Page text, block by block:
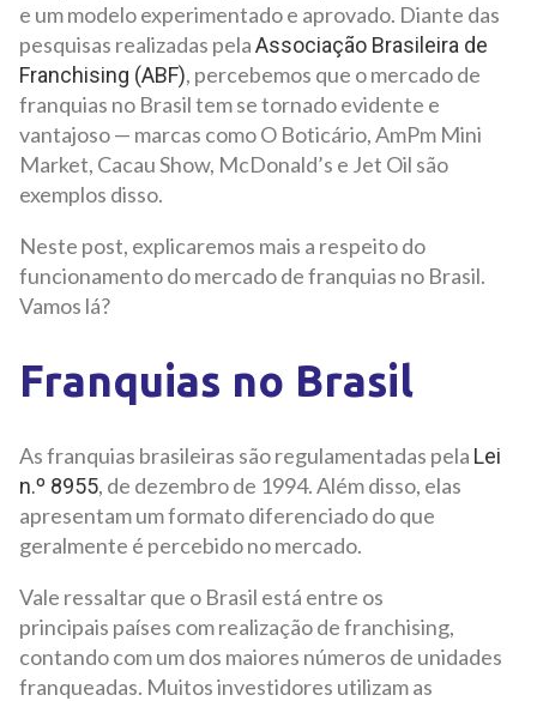
e um modelo experimentado e aprovado. Diante das
pesquisas realizadas pelaAssociação Brasileira de
Franchising (ABF), percebemos que o mercado de
franquias no Brasil tem se tornado evidente e
vantajoso — marcas como O Boticário, AmPm Mini
Market, Cacau Show, McDonald’s e Jet Oil são
exemplos disso.
Neste post, explicaremos mais a respeito do
funcionamento do mercado de franquias no Brasil.
Vamos lá?
Franquias no Brasil
As franquias brasileiras são regulamentadas pela Lei
n.º 8955, de dezembro de 1994. Além disso, elas
apresentam um formato diferenciado do que
geralmente é percebido no mercado.
Vale ressaltar que o Brasil está entre os
principais países com realização de franchising,
contando com um dos maiores números de unidades
franqueadas. Muitos investidores utilizam as